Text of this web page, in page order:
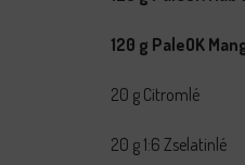
120 g PaleOK
20 g Citromlé
20 g 1:6 Zselatinlé